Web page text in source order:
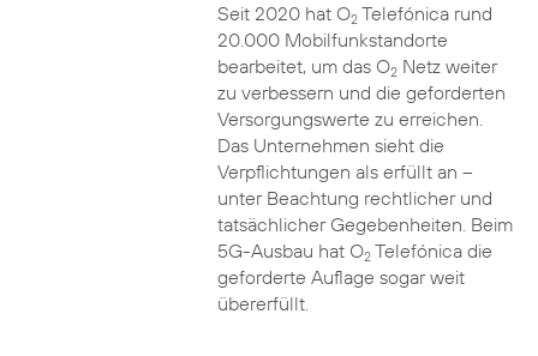
Seit 2020 hat O2Telefónica rund
20.000 Mobilfunkstandorte
bearbeitet, um das O2Netz weiter
zu verbessern und die geforderten
Versorgungswerte zu erreichen.
Das Unternehmen sieht die
Verpflichtungen als erfüllt an –
unter Beachtung rechtlicher und
tatsächlicher Gegebenheiten. Beim
5G-Ausbau hat O2Telefónica die
geforderte Auflage sogar weit
übererfüllt.